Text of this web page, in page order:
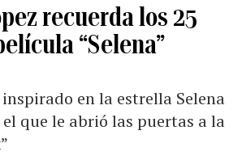
recuerda los 25
“Selena”
en la estrella Selena
que le abrió las puertas a la